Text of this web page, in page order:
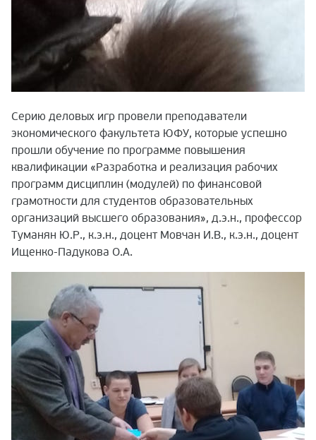
Серию деловых игр провели преподаватели
экономического факультета ЮФУ, которые успешно
прошли обучение по программе повышения
квалификации «Разработка и реализация рабочих
программ дисциплин (модулей) по финансовой
грамотности для студентов образовательных
организаций высшего образования», д.э.н., профессор
Туманян Ю.Р., к.э.н., доцент Мовчан И.В., к.э.н., доцент
Ищенко-Падукова О.А.